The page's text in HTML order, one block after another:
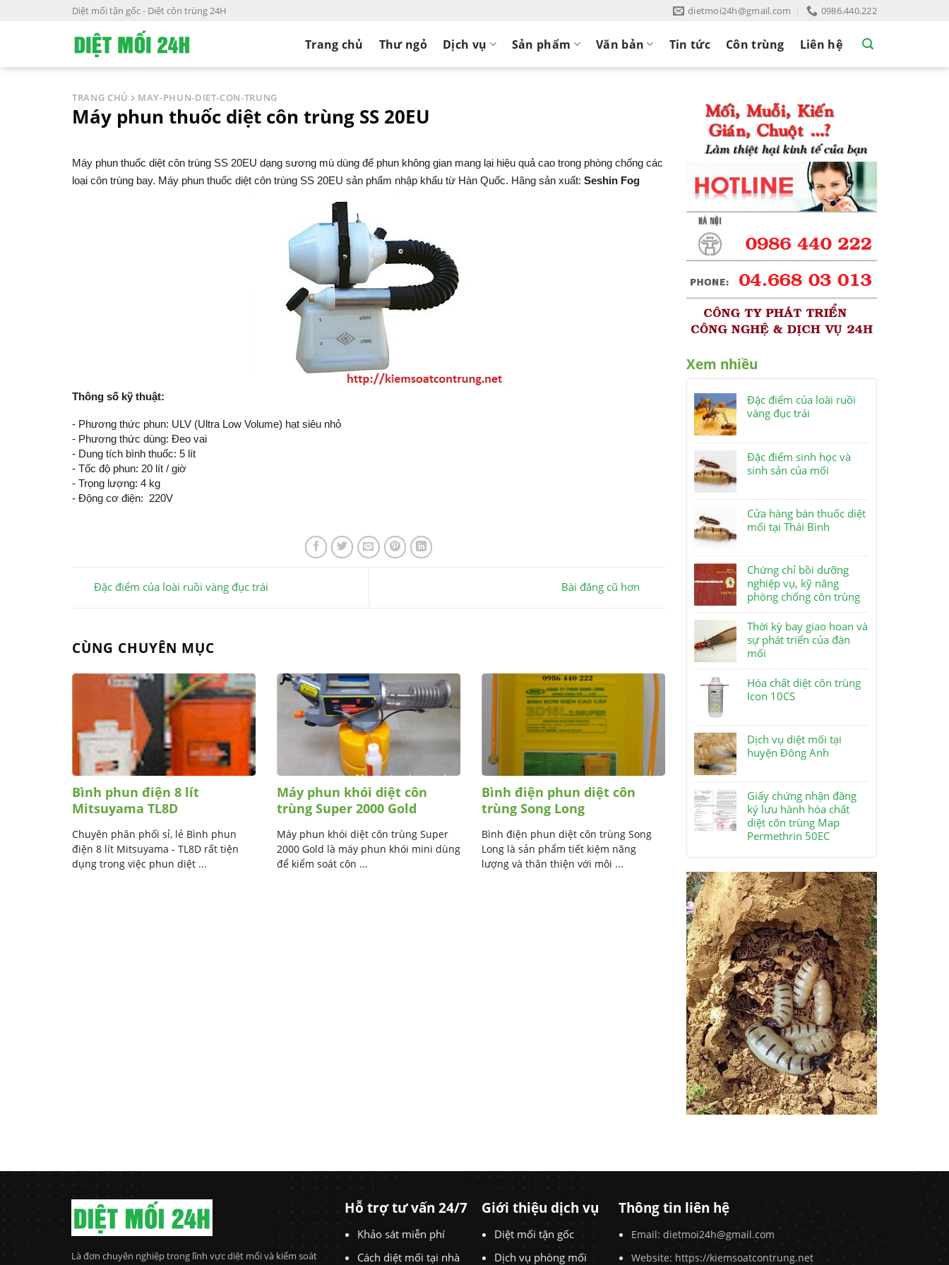
Diệt mối tận gốc - Diệt côn trùng 24H dietmoi24h@gmail.com 0986.440.222
Trang chủ Thư ngỏ Dịch vụ Sản phẩm Văn bản Tin tức Côn trùng Liên hệ
TRANG CHỦ MAY-PHUN-DIET-CON-TRUNG
Máy phun thuốc diệt côn trùng SS 20EU
Máy phun thuốc diệt côn trùng SS 20EU dạng sương mù dùng để phun không gian mang lại hiệu quả cao trong phòng chống các
loại côn trùng bay. Máy phun thuốc diệt côn trùng SS 20EU sản phẩm nhập khẩu từ Hàn Quốc. Hãng sản xuất: Seshin Fog
Thông số kỹ thuật:
- Phương thức phun: ULV (Ultra Low Volume) hạt siêu nhỏ
- Phương thức dùng: Đeo vai
- Dung tích bình thuốc: 5 lít
- Tốc độ phun: 20 lít / giờ
- Trọng lượng: 4 kg
- Động cơ điện: 220V
Đặc điểm của loài ruồi vàng đục trái Bài đăng cũ hơn
CÙNG CHUYÊN MỤC
Bình phun điện 8 lít
Mitsuyama TL8D
Chuyên phân phối sỉ, lẻ Bình phun
điện 8 lít Mitsuyama - TL8D rất tiện
dụng trong việc phun diệt ...
Máy phun khói diệt côn
trùng Super 2000 Gold
Máy phun khói diệt côn trùng Super
2000 Gold là máy phun khói mini dùng
để kiểm soát côn ...
Bình điện phun diệt côn
trùng Song Long
Bình điện phun diệt côn trùng Song
Long là sản phẩm tiết kiệm năng
lượng và thân thiện với môi ...
Máy phun thuốc diệt côn
trùng SS 20EU
Máy phun thuốc diệt côn trùng SS
Xem nhiều
Đặc điểm của loài ruồi
vàng đục trái
Đặc điểm sinh học và
sinh sản của mối
Cửa hàng bán thuốc diệt
mối tại Thái Bình
Chứng chỉ bồi dưỡng
nghiệp vụ, kỹ năng
phòng chống côn trùng
Thời kỳ bay giao hoan và
sự phát triển của đàn
mối
Hóa chất diệt côn trùng
Icon 10CS
Dịch vụ diệt mối tại
huyện Đông Anh
Giấy chứng nhận đăng
ký lưu hành hóa chất
diệt côn trùng Map
Permethrin 50EC
Là đơn chuyên nghiệp trong lĩnh vực diệt mối và kiểm soát
Hỗ trợ tư vấn 24/7
Khảo sát miễn phí
Cách diệt mối tại nhà
Giới thiệu dịch vụ
Diệt mối tận gốc
Dịch vụ phòng mối
Thông tin liên hệ
Email: dietmoi24h@gmail.com
Website: https://kiemsoatcontrung.net